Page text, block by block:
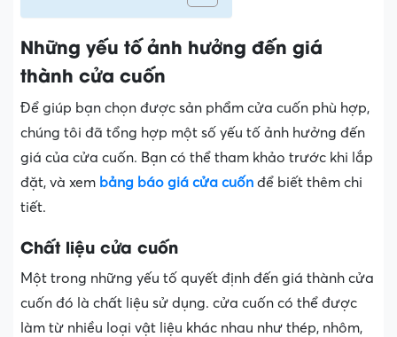
Những yếu tố ảnh hưởng đến giá
thành cửa cuốn
Để giúp bạn chọn được sản phẩm cửa cuốn phù hợp,
chúng tôi đã tổng hợp một số yếu tố ảnh hưởng đến
giá của cửa cuốn. Bạn có thể tham khảo trước khi lắp
đặt, và xem bảng báo giá cửa cuốn để biết thêm chi
tiết.
Chất liệu cửa cuốn
Một trong những yếu tố quyết định đến giá thành cửa
cuốn đó là chất liệu sử dụng. cửa cuốn có thể được
làm từ nhiều loại vật liệu khác nhau như thép, nhôm,